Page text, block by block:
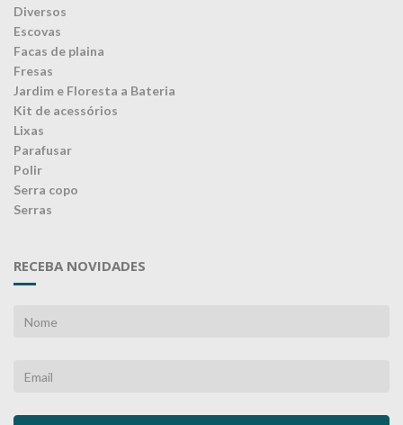
Diversos
Escovas
Facas de plaina
Fresas
Jardim e Floresta a Bateria
Kit de acessórios
Lixas
Parafusar
Polir
Serra copo
Serras
RECEBA NOVIDADES